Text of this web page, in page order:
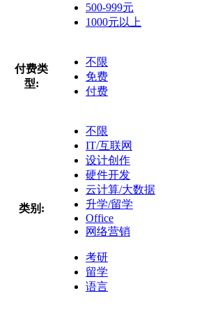
500-999元
1000元以上
付费类
型:
不限
免费
付费
类别:
不限
IT/互联网
设计创作
硬件开发
云计算/大数据
升学/留学
Office
网络营销
考研
留学
语言